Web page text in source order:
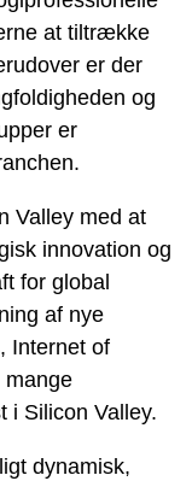
at tiltrække
er der
og
er
Valley med at
innovation og
for global
af nye
Internet of
mange
i Silicon Valley.
dynamisk,